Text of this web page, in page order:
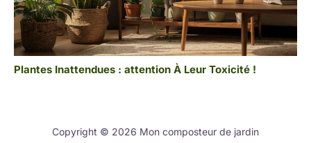
Plantes Inattendues : attention À Leur Toxicité !
Copyright © 2026 Mon composteur de jardin